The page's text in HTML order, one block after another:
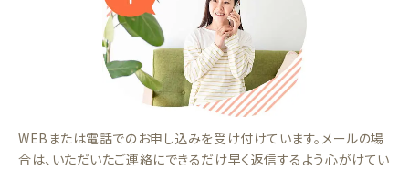
WEBまたは電話でのお申し込みを受け付けています。メールの場
合は、いただいたご連絡にできるだけ早く返信するよう心がけてい